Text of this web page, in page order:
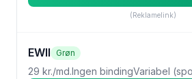
(Reklamelink)
EWII Grøn
29 kr./md.Ingen bindingVariabel